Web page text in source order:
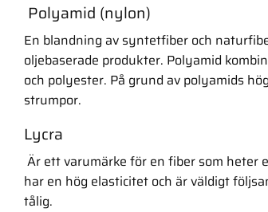
Polyamid (nylon)
En blandning av syntetfiber och
oljebaserade produkter. Polyamid
och polyester. På grund av polyamids
strumpor.
Lycra
Är ett varumärke för en fiber som heter
har en hög elasticitet och är väldigt
tålig.